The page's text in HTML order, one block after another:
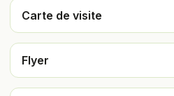
Carte de visite
Flyer